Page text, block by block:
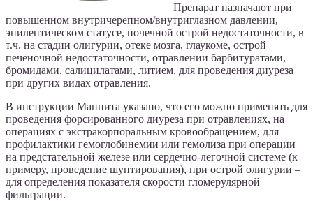
Препарат назначают при
повышенном внутричерепном/внутриглазном давлении,
эпилептическом статусе, почечной острой недостаточности, в
т.ч. на стадии олигурии, отеке мозга, глаукоме, острой
печеночной недостаточности, отравлении барбитуратами,
бромидами, салицилатами, литием, для проведения диуреза
при других видах отравления.
В инструкции Маннита указано, что его можно применять для
проведения форсированного диуреза при отравлениях, на
операциях с экстракорпоральным кровообращением, для
профилактики гемоглобинемии или гемолиза при операции
на предстательной железе или сердечно-легочной системе (к
примеру, проведение шунтирования), при острой олигурии –
для определения показателя скорости гломерулярной
фильтрации.